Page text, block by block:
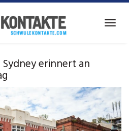
erinnert an